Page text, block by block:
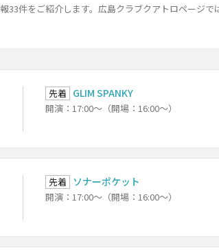
33件をご紹介します。広島クラブクアトロページ
先着 GLIM SPANKY
開演：17:00～（開場：16:00～）
先着 ソナーポケット
開演：17:00～（開場：16:00～）